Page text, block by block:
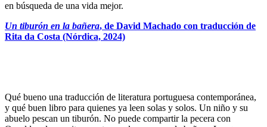
en búsqueda de una vida mejor.
Un tiburón en la bañera, de David Machado con traducción de
Rita da Costa (Nórdica, 2024)
Qué bueno una traducción de literatura portuguesa contemporánea,
y qué buen libro para quienes ya leen solas y solos. Un niño y su
abuelo pescan un tiburón. No puede compartir la pecera con